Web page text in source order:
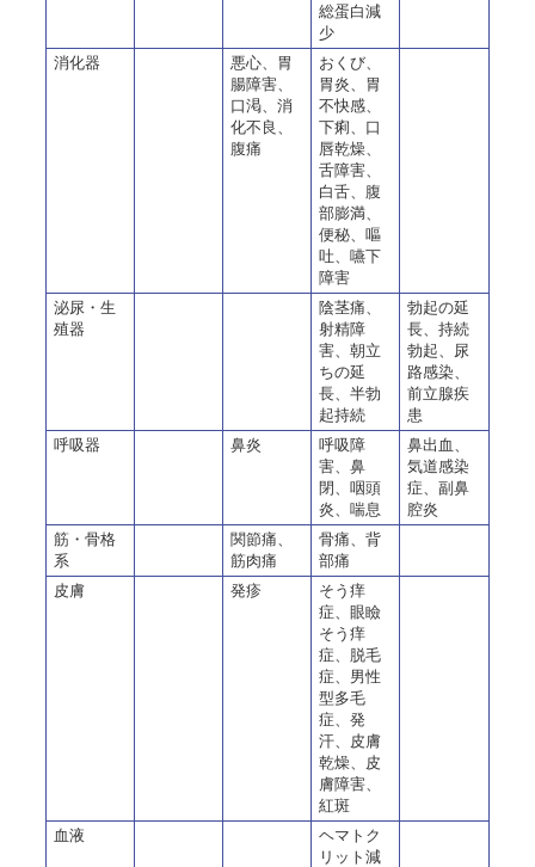
総蛋白減
少
消化器
悪心、胃
腸障害、
口渇、消
化不良、
腹痛
おくび、
胃炎、胃
不快感、
下痢、口
唇乾燥、
舌障害、
白舌、腹
部膨満、
便秘、嘔
吐、嚥下
障害
泌尿・生
殖器
陰茎痛、
射精障
害、朝立
ちの延
長、半勃
起持続
勃起の延
長、持続
勃起、尿
路感染、
前立腺疾
患
呼吸器
鼻炎
呼吸障
害、鼻
閉、咽頭
炎、喘息
鼻出血、
気道感染
症、副鼻
腔炎
筋・骨格
系
関節痛、
筋肉痛
骨痛、背
部痛
皮膚
発疹
そう痒
症、眼瞼
そう痒
症、脱毛
症、男性
型多毛
症、発
汗、皮膚
乾燥、皮
膚障害、
紅斑
血液
ヘマトク
リット減